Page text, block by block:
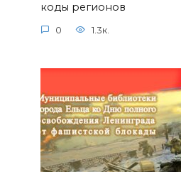
коды регионов
0 1.3к.